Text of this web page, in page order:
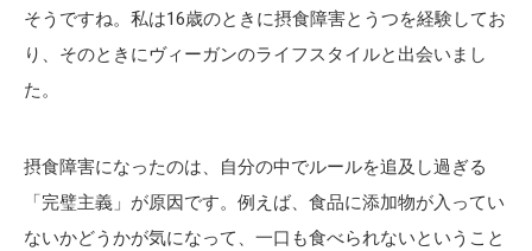
そうですね。私は16歳のときに摂食障害とうつを経験してお
り、そのときにヴィーガンのライフスタイルと出会いまし
た。
摂食障害になったのは、自分の中でルールを追及し過ぎる
「完璧主義」が原因です。例えば、食品に添加物が入ってい
ないかどうかが気になって、一口も食べられないということ